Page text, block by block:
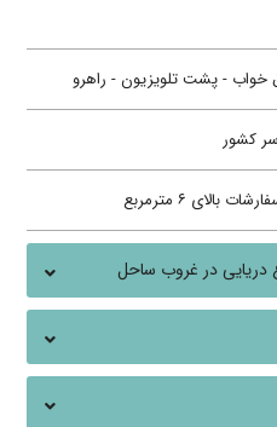
خواب - پشت تلویزیون - راهرو
کشور
بالای ۶ مترمربع
دریایی در غروب ساحل